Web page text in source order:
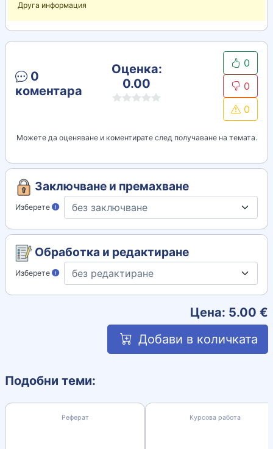
Друга информация
0
коментара
Оценка:
0.00
0
0
0
Можете да оценяване и коментирате след получаване на темата.
Заключване и премахване
Изберете
Обработка и редактиране
Изберете
Цена: 5.00 €
Добави в количката
Подобни теми:
Реферат Курсова работа